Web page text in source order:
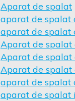
Aparat de spalat
aparat de spalat
aparat de spalat
Aparat de spalat
Aparat de spalat
Aparat de spalat
aparat de spalat
aparat de spalat